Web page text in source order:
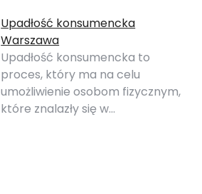
Upadłość konsumencka
Warszawa
Upadłość konsumencka to
proces, który ma na celu
umożliwienie osobom fizycznym,
które znalazły się w…